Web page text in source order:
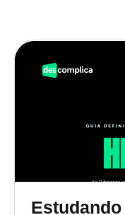
Segundo Congresso
Colônias.4 de Julho